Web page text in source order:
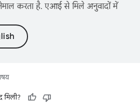
करता है. एआई से मिले अनुवादों में
मिली?